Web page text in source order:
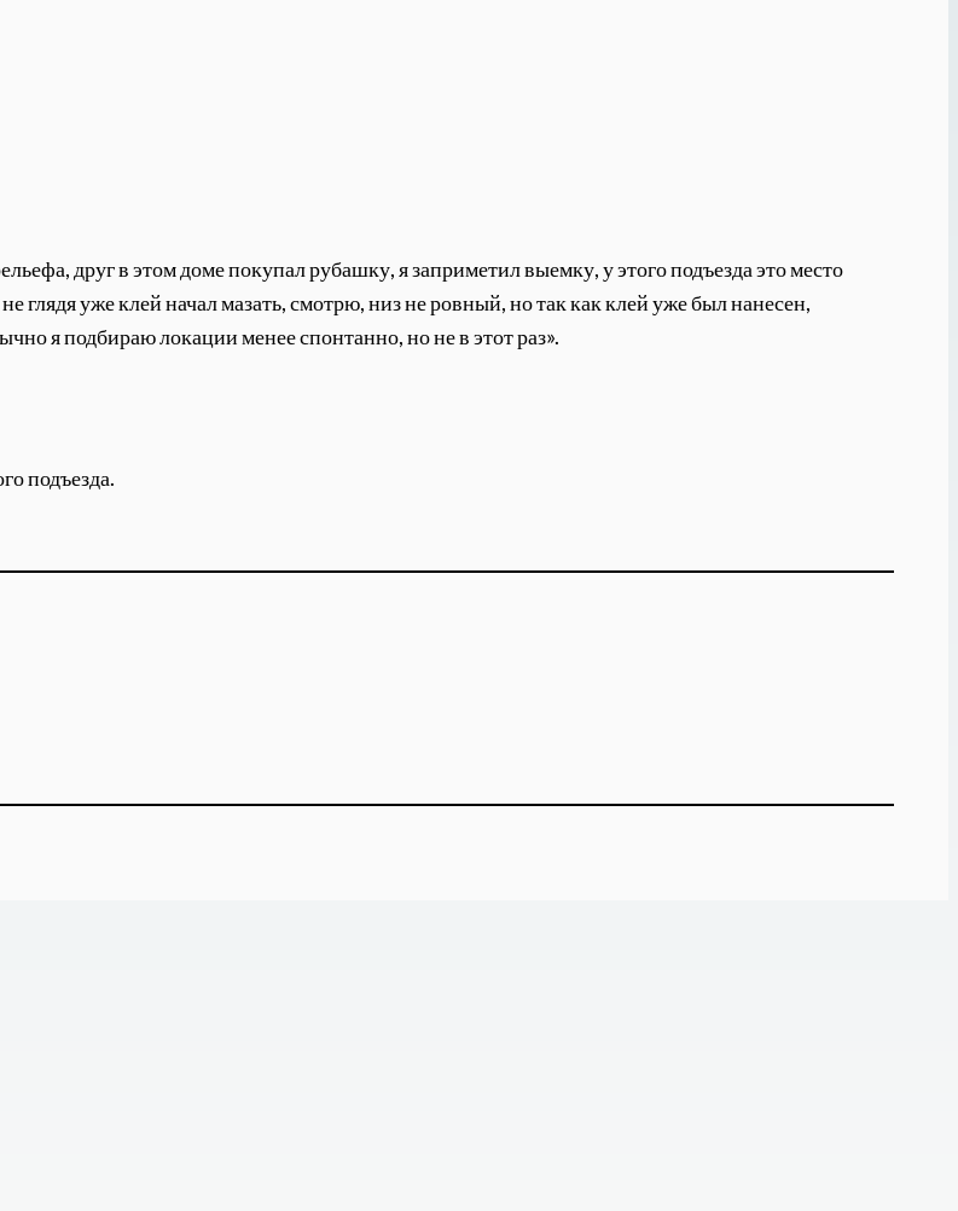
друг в этом доме покупал рубашку, я заприметил выемку, у этого подъезда это место
глядя уже клей начал мазать, смотрю, низ не ровный, но так как клей уже был нанесен,
я подбираю локации менее спонтанно, но не в этот раз».
подъезда.